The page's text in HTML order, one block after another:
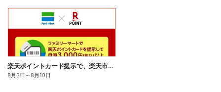
楽天ポイントカード提示で、楽天市場でのお買い物がおトクに!
8月3日 ～8月10日